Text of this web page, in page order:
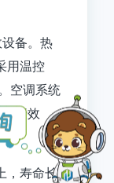
备。热
用温控
空调系统
行效
，寿命长